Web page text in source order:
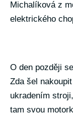
Michalíková z
elektrického
O den později
Zda šel
ukradením
tam svou